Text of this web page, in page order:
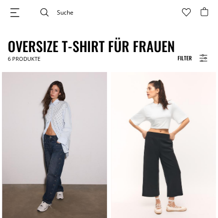
FILTER
OVERSIZE T-SHIRT FÜR FRAUEN
6 PRODUKTE